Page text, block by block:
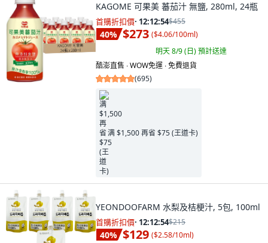
KAGOME 可果美 蕃茄汁 無鹽, 280ml, 24瓶
首購折扣價· 12:12:53$455
40% $273 ($4.06/100ml)
明天 8/9 (日)預計送達
酷澎直售 ∙ WOW免運 ∙ 免費退貨
(695)
满 $1,500 再省 $75 (王道卡)
YEONDOOFARM 水梨及桔梗汁, 5包, 100ml
首購折扣價· 12:12:53$215
40% $129 ($2.58/10ml)